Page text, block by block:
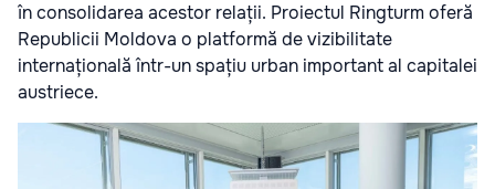
în consolidarea acestor relații. Proiectul Ringturm oferă
Republicii Moldova o platformă de vizibilitate
internațională într-un spațiu urban important al capitalei
austriece.